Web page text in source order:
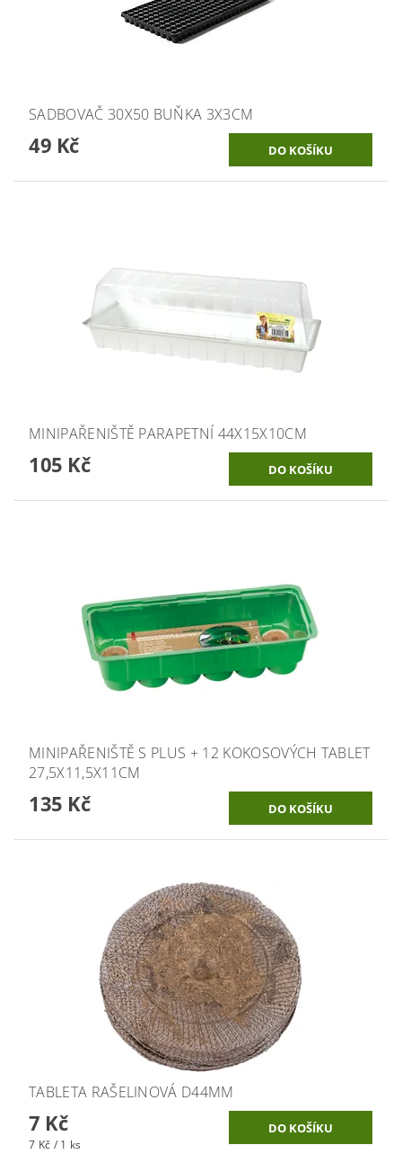
SADBOVAČ 30X50 BUŇKA 3X3CM
49 Kč
MINIPAŘENIŠTĚ PARAPETNÍ 44X15X10CM
105 Kč
MINIPAŘENIŠTĚ S PLUS + 12 KOKOSOVÝCH TABLET
27,5X11,5X11CM
135 Kč
TABLETA RAŠELINOVÁ D44MM
7 Kč
7 Kč / 1 ks